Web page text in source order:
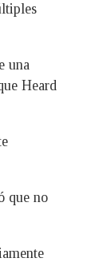
una
Heard
que no